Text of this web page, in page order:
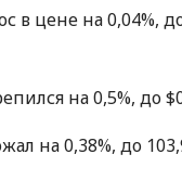
в цене на 0,04%,
на 0,5%, до
на 0,38%, до